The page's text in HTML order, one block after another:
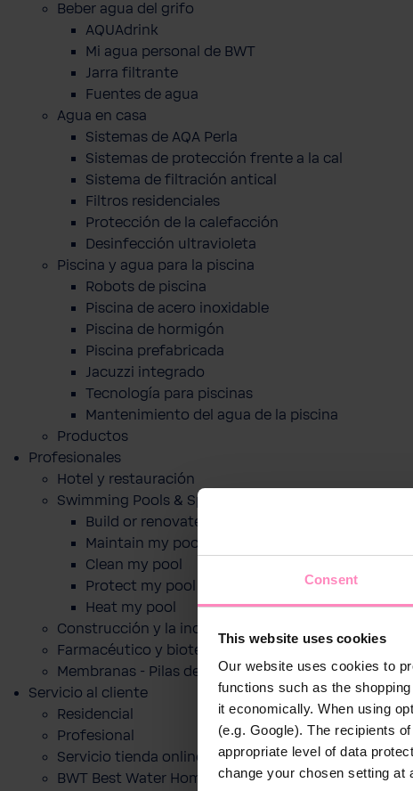
Consent
This website uses cookies
Our website uses cookies to
functions such as the
it economically. When using
(e.g. Google). The recipients
appropriate level of data
change your chosen setting at
Beber agua del grifo
AQUAdrink
Mi agua personal de BWT
Jarra filtrante
Fuentes de agua
Agua en casa
Sistemas de AQA Perla
Sistemas de protección frente a la cal
Sistema de filtración antical
Filtros residenciales
Protección de la calefacción
Desinfección ultravioleta
Piscina y agua para la piscina
Robots de piscina
Piscina de acero inoxidable
Piscina de hormigón
Piscina prefabricada
Jacuzzi integrado
Tecnología para piscinas
Mantenimiento del agua de la piscina
Productos
Profesionales
Hotel y restauración
Swimming Pools & Spas
Build or renovate my pool
Maintain my pool
Clean my pool
Protect my pool
Heat my pool
Construcción y la industria
Farmacéutico y biotecnológico
Membranas - Pilas de combustible
Servicio al cliente
Residencial
Profesional
Servicio tienda online
BWT Best Water Home App